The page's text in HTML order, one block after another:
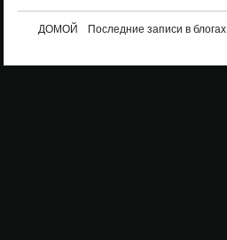
ДОМОЙ Последние записи в блогах